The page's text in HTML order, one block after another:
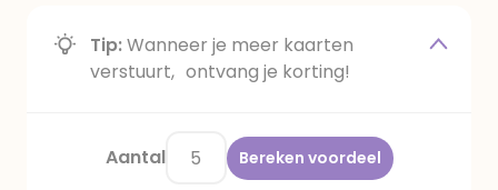
Tip:Wanneer je meer kaarten
verstuurt, ontvang je korting!
Aantal Bereken voordeel